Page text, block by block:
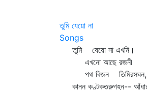
তুমি যেয়ো না
Songs
তুমি যেয়ো না এখনি।
এখনো আছে রজনী
পথ বিজন তিমিরসঘন,
কানন কণ্টকতরুগহন--